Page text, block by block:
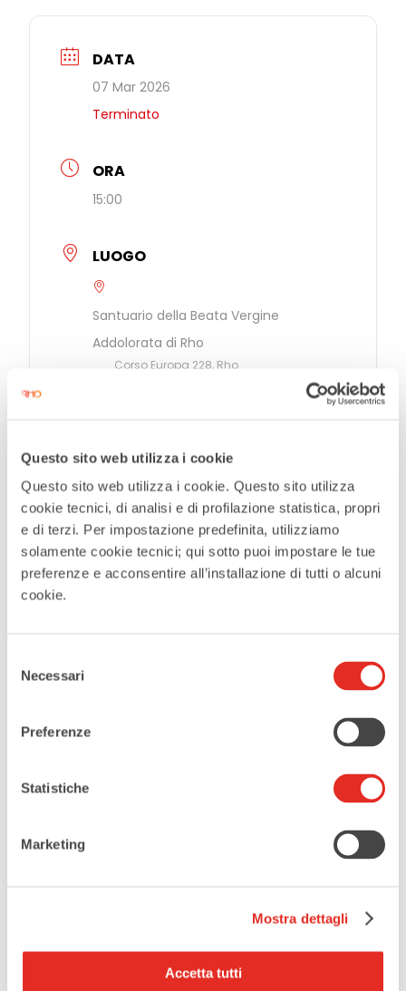
Questo sito web utilizza i cookie
Questo sito web utilizza i cookie. Questo sito utilizza
cookie tecnici, di analisi e di profilazione statistica, propri
e di terzi. Per impostazione predefinita, utilizziamo
solamente cookie tecnici; qui sotto puoi impostare le tue
preferenze e acconsentire all’installazione di tutti o alcuni
cookie.
delNecessari
Preferenze
Statistiche
Marketing
Mostra dettagli
Accetta tutti
DATA
07 Mar 2026
Terminato
ORA
15:00
LUOGO
Santuario della Beata Vergine
Addolorata di Rho
Corso Europa 228, Rho
Via della Bellezza
ORGANIZZATORE
Padri Oblati Rho
PADRI OBLATI MISSIONARI